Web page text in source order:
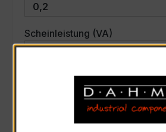
Scheinleistung (VA)